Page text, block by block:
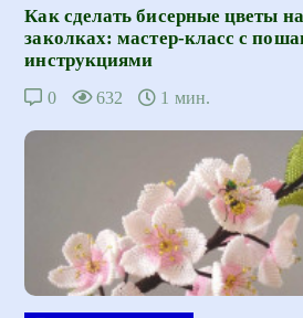
Как сделать бисерные цветы на
заколках: мастер-класс с
инструкциями
0 632 1 мин.